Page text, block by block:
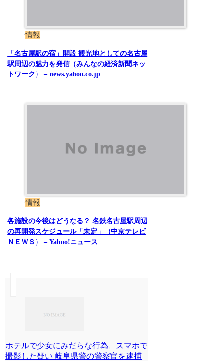
情報
「名古屋駅の宿」開設 観光地としての名古屋
駅周辺の魅力を発信（みんなの経済新聞ネッ
トワーク） – news.yahoo.co.jp
情報
各施設の今後はどうなる？ 名鉄名古屋駅周辺
の再開発スケジュール「未定」（中京テレビ
ＮＥＷＳ） – Yahoo!ニュース
ホテルで少女にみだらな行為、スマホで
撮影した疑い 岐阜県警の警察官を逮捕